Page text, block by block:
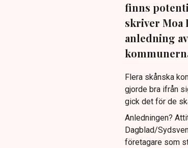
finns
skriver Moa
anledning
Flera skånska
gjorde bra ifrån
gick det för de
Anledningen?
Dagblad/
företagare som